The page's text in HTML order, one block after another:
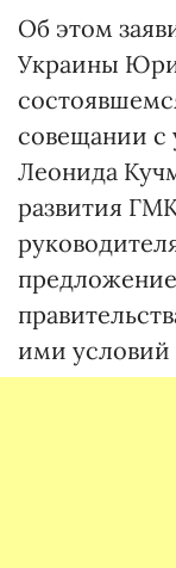
Об этом
Украины
совещании с
Леонида
развития
ими условий